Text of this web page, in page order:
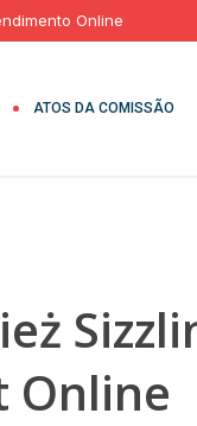
Online
ATOS DA COMISSÃO
Online